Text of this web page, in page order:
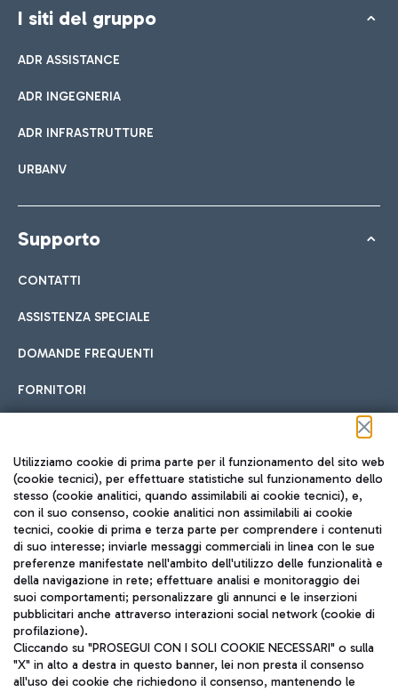
I siti del gruppo
ADR ASSISTANCE
ADR INGEGNERIA
ADR INFRASTRUTTURE
URBANV
Supporto
CONTATTI
ASSISTENZA SPECIALE
DOMANDE FREQUENTI
FORNITORI
Seguici sui social
TRAVEL JOURNAL
ITA
Utilizziamo cookie di prima parte per il funzionamento del sito web
(cookie tecnici), per effettuare statistiche sul funzionamento dello
stesso (cookie analitici, quando assimilabili ai cookie tecnici), e,
con il suo consenso, cookie analitici non assimilabili ai cookie
tecnici, cookie di prima e terza parte per comprendere i contenuti
di suo interesse; inviarle messaggi commerciali in linea con le sue
preferenze manifestate nell'ambito dell'utilizzo delle funzionalità e
della navigazione in rete; effettuare analisi e monitoraggio dei
suoi comportamenti; personalizzare gli annunci e le inserzioni
pubblicitari anche attraverso interazioni social network (cookie di
profilazione).
Cliccando su "PROSEGUI CON I SOLI COOKIE NECESSARI" o sulla
"X" in alto a destra in questo banner, lei non presta il consenso
all'uso dei cookie che richiedono il consenso, mantenendo le